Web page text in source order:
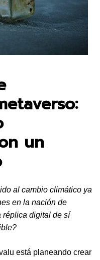
un
al cambio climático ya
en la nación de
réplica digital de sí
está planeando crear